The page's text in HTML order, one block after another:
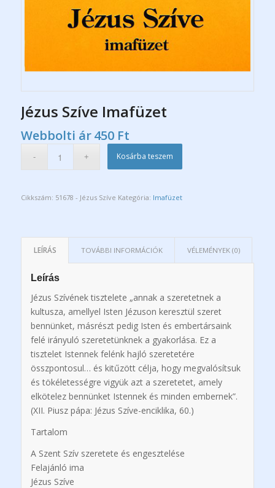
Jézus Szíve Imafüzet
Webbolti ár 450 Ft
Kosárba teszem
Cikkszám: 51678 - Jézus Szíve Kategória: Imafüzet
LEÍRÁS TOVÁBBI INFORMÁCIÓK VÉLEMÉNYEK (0)
Leírás
Jézus Szívének tisztelete „annak a szeretetnek a
kultusza, amellyel Isten Jézuson keresztül szeret
bennünket, másrészt pedig Isten és embertársaink
felé irányuló szeretetünknek a gyakorlása. Ez a
tisztelet Istennek felénk hajló szeretetére
összpontosul… és kitűzött célja, hogy megvalósítsuk
és tökéletességre vigyük azt a szeretetet, amely
elkötelez bennünket Istennek és minden embernek”.
(XII. Piusz pápa: Jézus Szíve-enciklika, 60.)
Tartalom
A Szent Szív szeretete és engesztelése
Felajánló ima
Jézus Szíve